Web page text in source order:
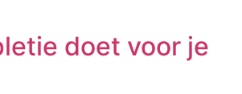
doet voor je